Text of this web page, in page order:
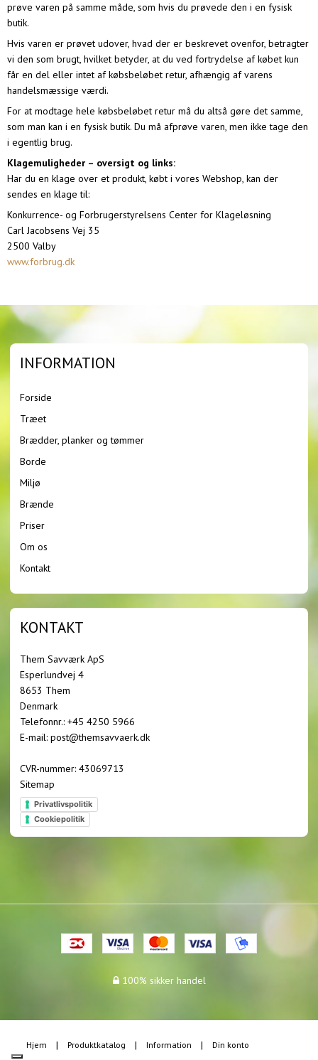
prøve varen på samme måde, som hvis du prøvede den i en fysisk
butik.
Hvis varen er prøvet udover, hvad der er beskrevet ovenfor, betragter
vi den som brugt, hvilket betyder, at du ved fortrydelse af købet kun
får en del eller intet af købsbeløbet retur, afhængig af varens
handelsmæssige værdi.
For at modtage hele købsbeløbet retur må du altså gøre det samme,
som man kan i en fysisk butik. Du må afprøve varen, men ikke tage den
i egentlig brug.
Klagemuligheder – oversigt og links:
Har du en klage over et produkt, købt i vores Webshop, kan der
sendes en klage til:
Konkurrence- og Forbrugerstyrelsens Center for Klageløsning
Carl Jacobsens Vej 35
2500 Valby
www.forbrug.dk
INFORMATION
Forside
Træet
Brædder, planker og tømmer
Borde
Miljø
Brænde
Priser
Om os
Kontakt
KONTAKT
Them Savværk ApS
Esperlundvej 4
8653 Them
Denmark
Telefonnr.: +45 4250 5966
E-mail: post@themsavvaerk.dk
CVR-nummer: 43069713
Sitemap
Privatlivspolitik
Cookiepolitik
100% sikker handel
Hjem Produktkatalog Information Din konto